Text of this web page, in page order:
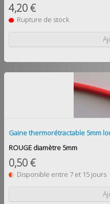
4,20 €
Rupture de stock
Gaine thermorétractable 5mm
ROUGE diamètre 5mm
0,50 €
Disponible entre 7 et 15 jours